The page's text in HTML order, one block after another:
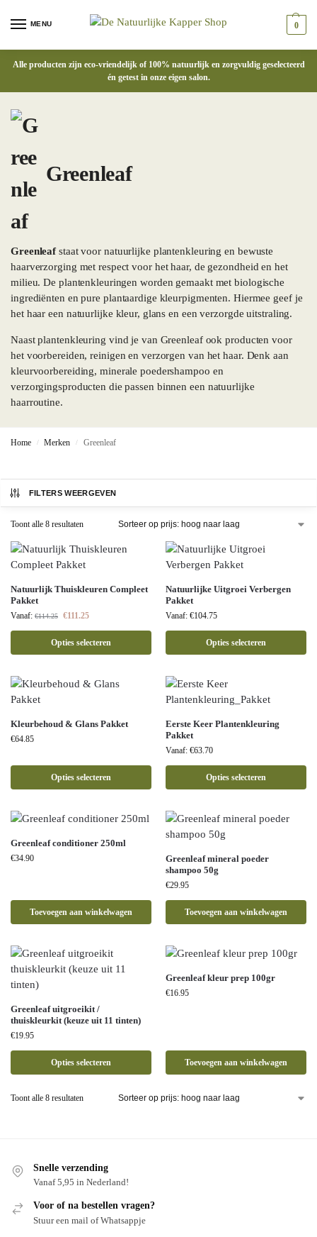
MENU 0
Alle producten zijn eco-vriendelijk of 100% natuurlijk en zorgvuldig geselecteerd
én getest in onze eigen salon.
Greenleaf
Greenleafstaat voor natuurlijke plantenkleuring en bewuste
haarverzorging met respect voor het haar, de gezondheid en het
milieu. De plantenkleuringen worden gemaakt met biologische
ingrediënten en pure plantaardige kleurpigmenten. Hiermee geef je
het haar een natuurlijke kleur, glans en een verzorgde uitstraling.
Naast plantenkleuring vind je van Greenleaf ook producten voor
het voorbereiden, reinigen en verzorgen van het haar. Denk aan
kleurvoorbereiding, minerale poedershampoo en
verzorgingsproducten die passen binnen een natuurlijke
haarroutine.
Home / Merken / Greenleaf
FILTERS WEERGEVEN
Toont alle 8 resultaten
Natuurlijk Thuiskleuren Compleet
Pakket
Vanaf: €114.25 €111.25
Opties selecteren
Natuurlijke Uitgroei Verbergen
Pakket
Vanaf: €104.75
Opties selecteren
Kleurbehoud & Glans Pakket
€64.85
Opties selecteren
Eerste Keer Plantenkleuring
Pakket
Vanaf: €63.70
Opties selecteren
Greenleaf conditioner 250ml
€34.90
Toevoegen aan winkelwagen
Greenleaf mineral poeder
shampoo 50g
€29.95
Toevoegen aan winkelwagen
Greenleaf uitgroeikit /
thuiskleurkit (keuze uit 11 tinten)
€19.95
Opties selecteren
Greenleaf kleur prep 100gr
€16.95
Toevoegen aan winkelwagen
Toont alle 8 resultaten
Snelle verzending
Vanaf 5,95 in Nederland!
Voor of na bestellen vragen?
Stuur een mail of Whatsappje